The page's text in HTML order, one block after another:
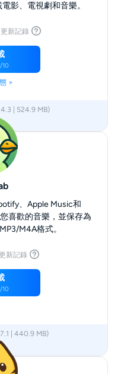
影、電視劇和音樂。
更新記錄
10
>
| 524.9 MB)
、Apple Music和
喜歡的音樂，並保存為
M4A格式。
新記錄
10
| 440.9 MB)